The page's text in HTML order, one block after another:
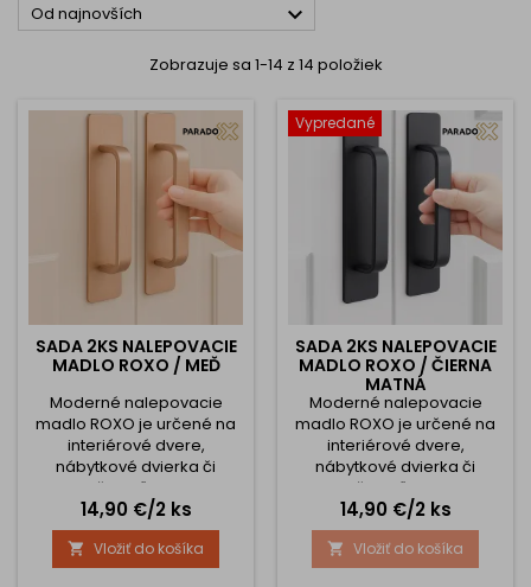
Od najnovších 
Zobrazuje sa 1-14 z 14 položiek
SADA 2KS NALEPOVACIE
MADLO ROXO / MEĎ
Moderné nalepovacie
madlo ROXO je určené na
interiérové dvere,
nábytkové dvierka či
spotrebiče. Vďaka kvalitnej
obojstrannej lepiacej
páske nie je potrebné
žiadne vŕtanie, takže
montáž je rýchla, čistá a
Cena
14,90 €/2 ks
 Vložiť do košíka
Vypredané
SADA 2KS NALEPOVACIE
MADLO ROXO / ČIERNA
MATNÁ
Moderné nalepovacie
madlo ROXO je určené na
interiérové dvere,
nábytkové dvierka či
spotrebiče. Vďaka kvalitnej
obojstrannej lepiacej
páske nie je potrebné
žiadne vŕtanie, takže
montáž je rýchla, čistá a
Cena
14,90 €/2 ks
 Vložiť do košíka